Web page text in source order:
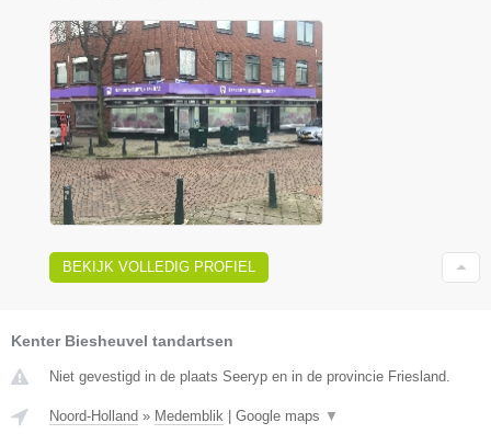
BEKIJK VOLLEDIG PROFIEL
Kenter Biesheuvel tandartsen
Niet gevestigd in de plaats Seeryp en in de provincie Friesland.
Noord-Holland » Medemblik | Google maps ▼